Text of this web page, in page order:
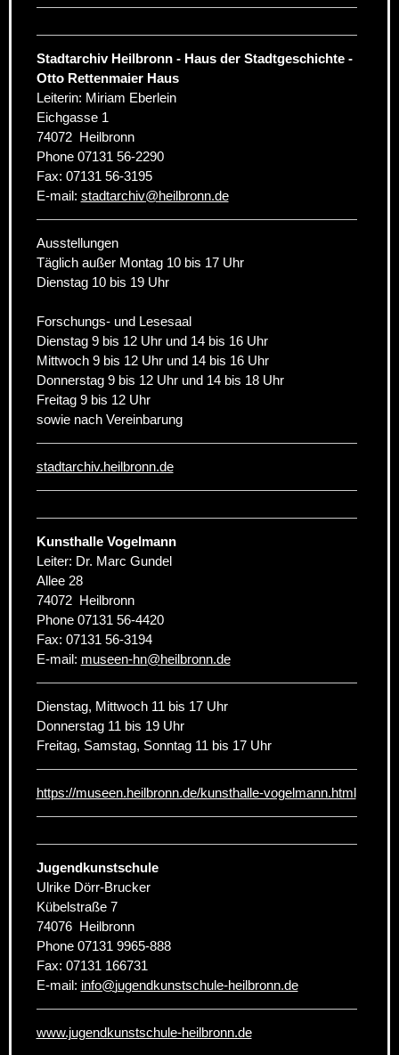
Stadtarchiv Heilbronn - Haus der Stadtgeschichte -
Otto Rettenmaier Haus
Leiterin: Miriam Eberlein
Eichgasse 1
74072 Heilbronn
Phone 07131 56-2290
Fax: 07131 56-3195
E-mail: stadtarchiv@heilbronn.de
Ausstellungen
Täglich außer Montag 10 bis 17 Uhr
Dienstag 10 bis 19 Uhr
Forschungs- und Lesesaal
Dienstag 9 bis 12 Uhr und 14 bis 16 Uhr
Mittwoch 9 bis 12 Uhr und 14 bis 16 Uhr
Donnerstag 9 bis 12 Uhr und 14 bis 18 Uhr
Freitag 9 bis 12 Uhr
sowie nach Vereinbarung
stadtarchiv.heilbronn.de
Kunsthalle Vogelmann
Leiter: Dr. Marc Gundel
Allee 28
74072 Heilbronn
Phone 07131 56-4420
Fax: 07131 56-3194
E-mail: museen-hn@heilbronn.de
Dienstag, Mittwoch 11 bis 17 Uhr
Donnerstag 11 bis 19 Uhr
Freitag, Samstag, Sonntag 11 bis 17 Uhr
https://museen.heilbronn.de/kunsthalle-vogelmann.html
Jugendkunstschule
Ulrike Dörr-Brucker
Kübelstraße 7
74076 Heilbronn
Phone 07131 9965-888
Fax: 07131 166731
E-mail: info@jugendkunstschule-heilbronn.de
www.jugendkunstschule-heilbronn.de